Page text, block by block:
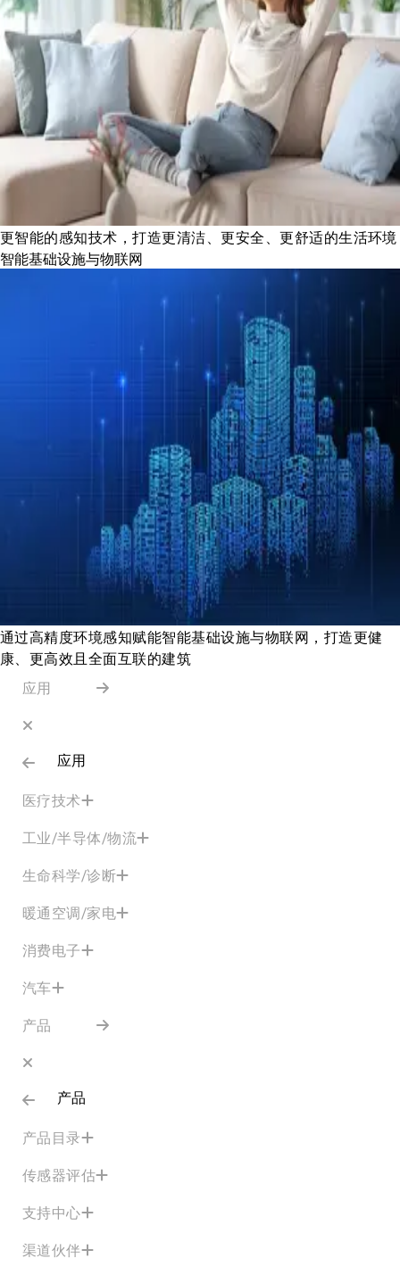
更智能的感知技术，打造更清洁、更安全、更舒适的生活环境
智能基础设施与物联网
通过高精度环境感知赋能智能基础设施与物联网，打造更健
康、更高效且全面互联的建筑
应用
应用
医疗技术
工业/半导体/物流
生命科学/诊断
暖通空调/家电
消费电子
汽车
产品
产品
产品目录
传感器评估
支持中心
渠道伙伴